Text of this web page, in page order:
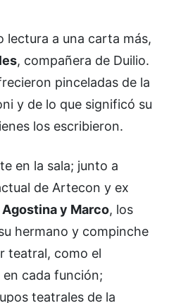
lectura a una carta más,
, compañera de Duilio.
pinceladas de la
y de lo que significó su
los escribieron.
en la sala; junto a
de Artecon y ex
Agostina y Marco, los
hermano y compinche
teatral, como el
en cada función;
teatrales de la